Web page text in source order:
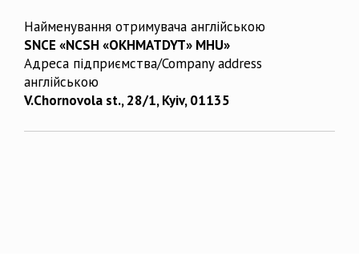
Найменування отримувача англійською
SNCE «NCSH «OKHMATDYT» MHU»
Адреса підприємства/Company address
англійською
V.Chornovola st., 28/1, Kyiv, 01135